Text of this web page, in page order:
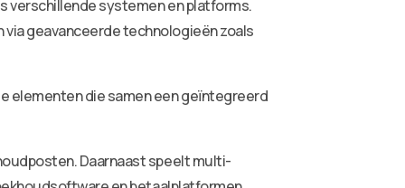
verschillende systemen en platforms.
geavanceerde technologieën zoals
elementen die samen een geïntegreerd
Daarnaast speelt multi-